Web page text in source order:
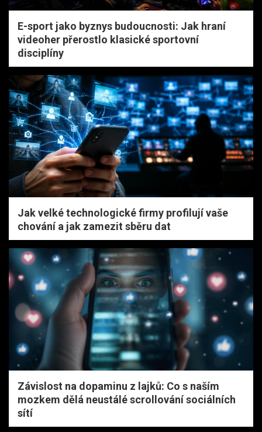
E-sport jako byznys budoucnosti: Jak hraní
videoher přerostlo klasické sportovní
disciplíny
Jak velké technologické firmy profilují vaše
chování a jak zamezit sběru dat
Závislost na dopaminu z lajků: Co s naším
mozkem dělá neustálé scrollování sociálních
sítí